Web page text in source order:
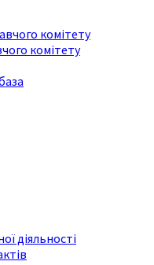
комітету
комітету
діяльності